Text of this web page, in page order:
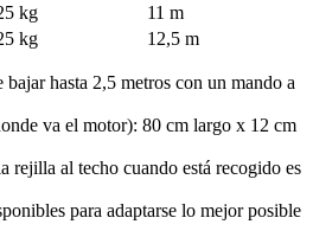
kg
11 m
kg 12,5 m
bajar hasta 2,5 metros con un mando a
va el motor): 80 cm largo x 12 cm
rejilla al techo cuando está recogido es
para adaptarse lo mejor posible